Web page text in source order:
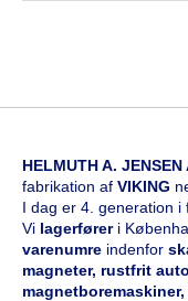
HELMUTH A. JENSEN
fabrikation af VIKING
I dag er 4. generation i
Vi lagerfører i
varenumre indenfor
magneter, rustfrit